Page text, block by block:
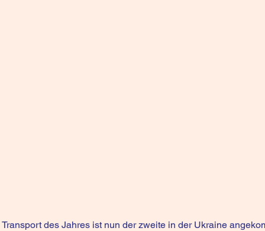
des Jahres ist nun der zweite in der Ukraine